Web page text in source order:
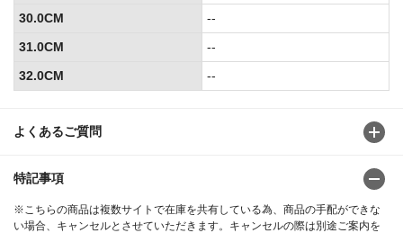
よくあるご質問
特記事項
※こちらの商品は複数サイトで在庫を共有している為、商品の手配ができな
い場合、キャンセルとさせていただきます。キャンセルの際は別途ご案内を
30.0CM
--
31.0CM
--
32.0CM
--